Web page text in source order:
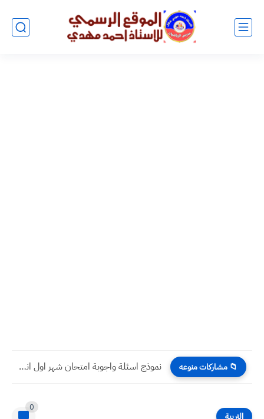
📁 مشاركات منوعه نموذج اسئلة واجوبة امتحان شهر اول انكليزي سادس ابتدائي
التربية
0